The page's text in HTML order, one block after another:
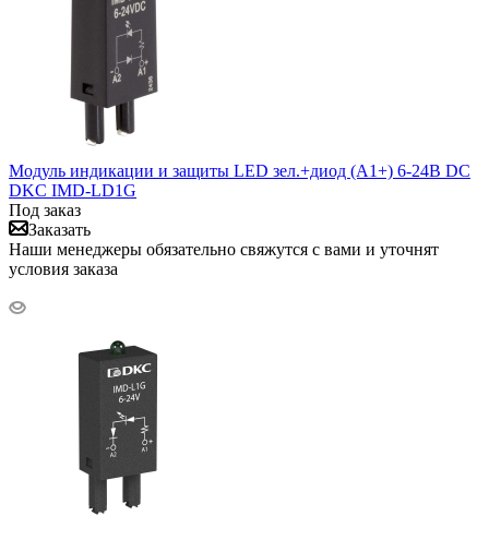
Модуль индикации и защиты LED зел.+диод (A1+) 6-24В DC
DKC IMD-LD1G
Под заказ
Заказать
Наши менеджеры обязательно свяжутся с вами и уточнят
условия заказа